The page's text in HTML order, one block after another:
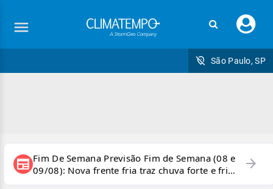
seu
São Paulo, SP
newspaper Fim De Semana Previsão Fim de Semana (08 e
09/08): Nova frente fria traz chuva forte e frio
para áreas do país
arrow_forward